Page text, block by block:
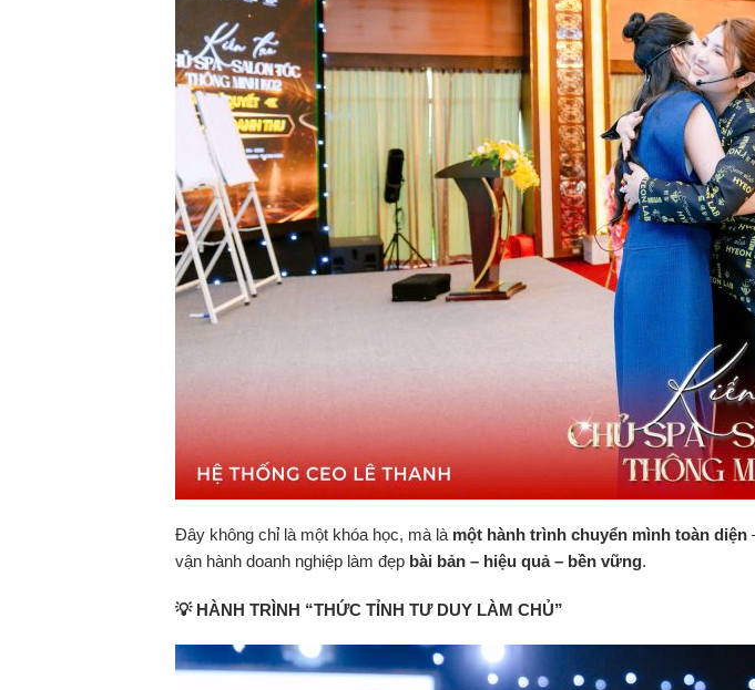
Đây không chỉ là một khóa học, mà là một hành trình chuyển mình toàn diện
vận hành doanh nghiệp làm đẹp bài bản – hiệu quả – bền vững.
💡HÀNH TRÌNH “THỨC TỈNH TƯ DUY LÀM CHỦ”